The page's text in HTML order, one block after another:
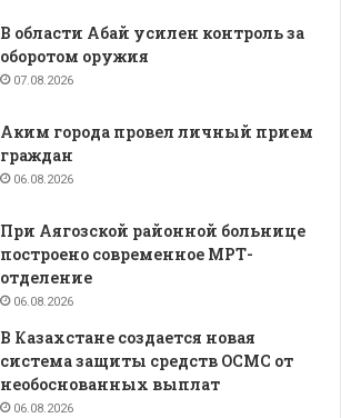
В области Абай усилен контроль за
оборотом оружия
07.08.2026
Аким города провел личный прием
граждан
06.08.2026
При Аягозской районной больнице
построено современное МРТ-
отделение
06.08.2026
В Казахстане создается новая
система защиты средств ОСМС от
необоснованных выплат
06.08.2026